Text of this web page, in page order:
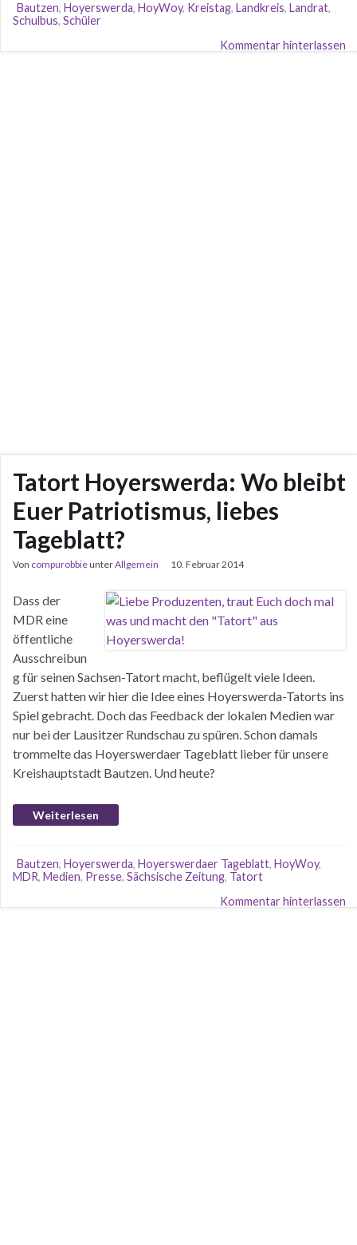
Bautzen, Hoyerswerda, HoyWoy, Kreistag, Landkreis, Landrat,
Schulbus, Schüler
Kommentar hinterlassen
Tatort Hoyerswerda: Wo bleibt
Euer Patriotismus, liebes
Tageblatt?
Von compurobbieunterAllgemein 10. Februar 2014
Dass der
MDR eine
öffentliche
Ausschreibun
g für seinen Sachsen-Tatort macht, beflügelt viele Ideen.
Zuerst hatten wir hier die Idee eines Hoyerswerda-Tatorts ins
Spiel gebracht. Doch das Feedback der lokalen Medien war
nur bei der Lausitzer Rundschau zu spüren. Schon damals
trommelte das Hoyerswerdaer Tageblatt lieber für unsere
Kreishauptstadt Bautzen. Und heute?
Weiterlesen
Bautzen, Hoyerswerda, Hoyerswerdaer Tageblatt, HoyWoy,
MDR, Medien, Presse, Sächsische Zeitung, Tatort
Kommentar hinterlassen